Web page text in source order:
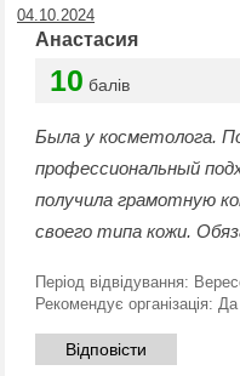
04.10.2024
Анастасия
10 балів
Была у косметолога.
профессиональный
получила грамотную
своего типа кожи.
Період відвідування:
Рекомендує організація: Да
Відповісти